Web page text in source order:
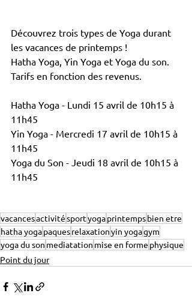
Découvrez trois types de Yoga durant
les vacances de printemps !
Hatha Yoga, Yin Yoga et Yoga du son.
Tarifs en fonction des revenus.
Hatha Yoga - Lundi 15 avril de 10h15 à
11h45
Yin Yoga - Mercredi 17 avril de 10h15 à
11h45
Yoga du Son - Jeudi 18 avril de 10h15 à
11h45
vacancesactivitésportyogaprintempsbien etre
hatha yogapaquesrelaxationyin yogagym
yoga du son mediatation mise en forme physique
Point du jour